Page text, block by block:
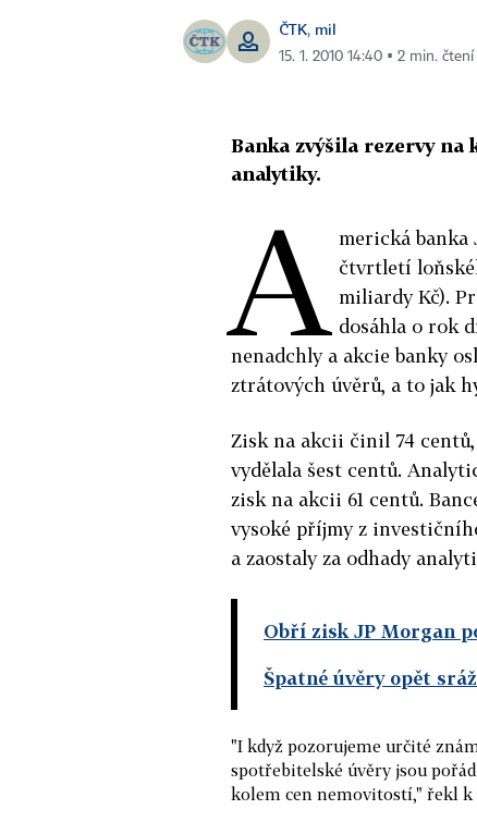
ČTK, mil
15. 1. 2010 14:40 ▪ 2 min. čtení
Banka zvýšila rezervy
analytiky.
A merická banka
čtvrtletí
miliardy Kč).
dosáhla o rok
nenadchly a akcie banky
ztrátových úvěrů, a to jak
Zisk na akcii činil 74
vydělala šest centů.
zisk na akcii 61 centů.
vysoké příjmy z
a zaostaly za odhady
Obří zisk JP Morgan
Špatné úvěry opět
"I když pozorujeme určité
spotřebitelské úvěry jsou
kolem cen nemovitostí," řekl